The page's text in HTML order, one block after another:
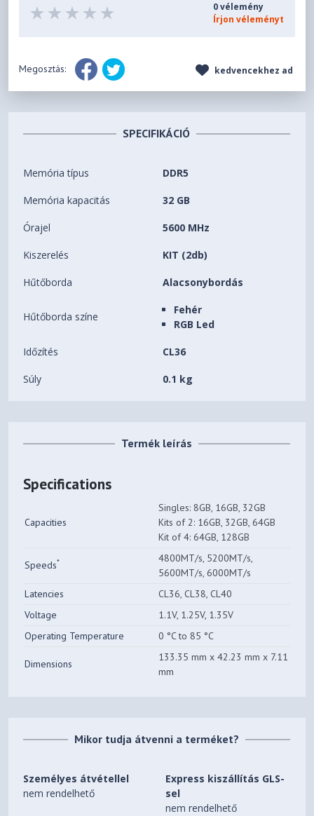
0 vélemény
Írjon véleményt
Megosztás: kedvencekhez ad
SPECIFIKÁCIÓ
Memória típus DDR5
Memória kapacitás 32 GB
Órajel 5600 MHz
Kiszerelés KIT (2db)
Hűtőborda Alacsonybordás
Hűtőborda színe
Fehér
RGB Led
Időzítés CL36
Súly 0.1 kg
Termék leírás
Specifications
Capacities
Singles: 8GB, 16GB, 32GB
Kits of 2: 16GB, 32GB, 64GB
Kit of 4: 64GB, 128GB
Speeds*
4800MT/s, 5200MT/s,
5600MT/s, 6000MT/s
Latencies
CL36, CL38, CL40
Voltage
1.1V, 1.25V, 1.35V
Operating Temperature
0 °C to 85 °C
Dimensions
133.35 mm x 42.23 mm x 7.11
mm
Mikor tudja átvenni a terméket?
Személyes átvétellel
nem rendelhető
Express kiszállítás GLS-
sel
nem rendelhető